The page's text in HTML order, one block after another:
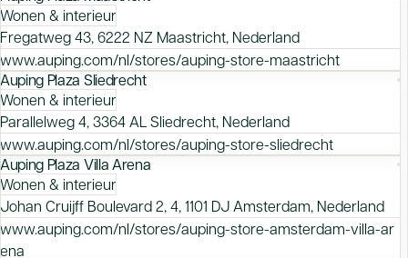
Wonen & interieur
Fregatweg 43, 6222 NZ Maastricht, Nederland
www.auping.com/nl/stores/auping-store-maastricht
Auping Plaza Sliedrecht
Wonen & interieur
Parallelweg 4, 3364 AL Sliedrecht, Nederland
www.auping.com/nl/stores/auping-store-sliedrecht
Auping Plaza Villa Arena
Wonen & interieur
Johan Cruijff Boulevard 2, 4, 1101 DJ Amsterdam, Nederland
www.auping.com/nl/stores/auping-store-amsterdam-villa-ar
ena